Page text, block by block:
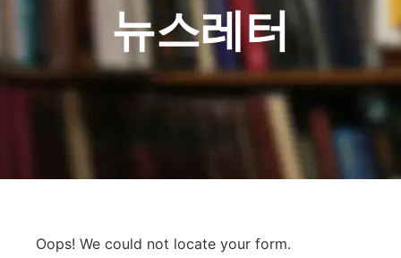
뉴스레터
Oops! We could not locate your form.